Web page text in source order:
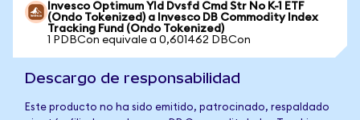
Invesco Optimum Yld Dvsfd Cmd Str No K-1 ETF
(Ondo Tokenized) a Invesco DB Commodity Index
Tracking Fund (Ondo Tokenized)
1 PDBCon equivale a 0,601462 DBCon
Descargo de responsabilidad
Este producto no ha sido emitido, patrocinado, respaldado